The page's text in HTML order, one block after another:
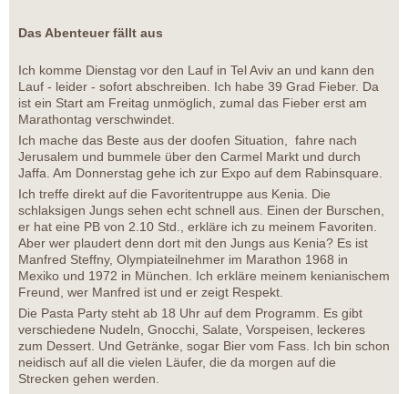
Das Abenteuer fällt aus
Ich komme Dienstag vor den Lauf in Tel Aviv an und kann den
Lauf - leider - sofort abschreiben. Ich habe 39 Grad Fieber. Da
ist ein Start am Freitag unmöglich, zumal das Fieber erst am
Marathontag verschwindet.
Ich mache das Beste aus der doofen Situation, fahre nach
Jerusalem und bummele über den Carmel Markt und durch
Jaffa. Am Donnerstag gehe ich zur Expo auf dem Rabinsquare.
Ich treffe direkt auf die Favoritentruppe aus Kenia. Die
schlaksigen Jungs sehen echt schnell aus. Einen der Burschen,
er hat eine PB von 2.10 Std., erkläre ich zu meinem Favoriten.
Aber wer plaudert denn dort mit den Jungs aus Kenia? Es ist
Manfred Steffny, Olympiateilnehmer im Marathon 1968 in
Mexiko und 1972 in München. Ich erkläre meinem kenianischem
Freund, wer Manfred ist und er zeigt Respekt.
Die Pasta Party steht ab 18 Uhr auf dem Programm. Es gibt
verschiedene Nudeln, Gnocchi, Salate, Vorspeisen, leckeres
zum Dessert. Und Getränke, sogar Bier vom Fass. Ich bin schon
neidisch auf all die vielen Läufer, die da morgen auf die
Strecken gehen werden.